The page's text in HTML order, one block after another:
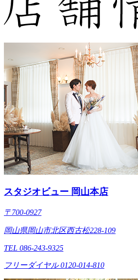
スタジオビュー 岡山本店
〒700-0927
岡山県岡山市北区西古松228-109
TEL 086-243-9325
フリーダイヤル 0120-014-810